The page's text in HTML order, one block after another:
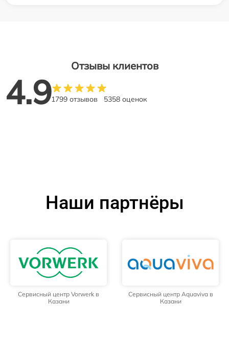
Отзывы клиентов
4.91799 отзывов 5358 оценок
Наши партнёры
Сервисный центр Vorwerk в
Казани
Сервисный центр Aquaviva в
Казани